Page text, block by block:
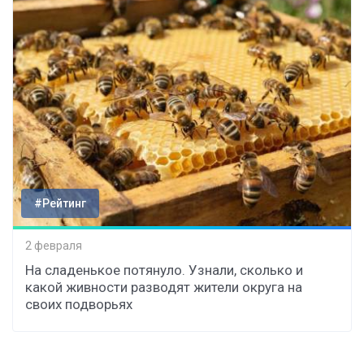
#Рейтинг
2 февраля
На сладенькое потянуло. Узнали, сколько и
какой живности разводят жители округа на
своих подворьях